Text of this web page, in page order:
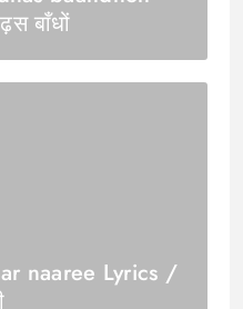
बाँधों
naaree Lyrics /